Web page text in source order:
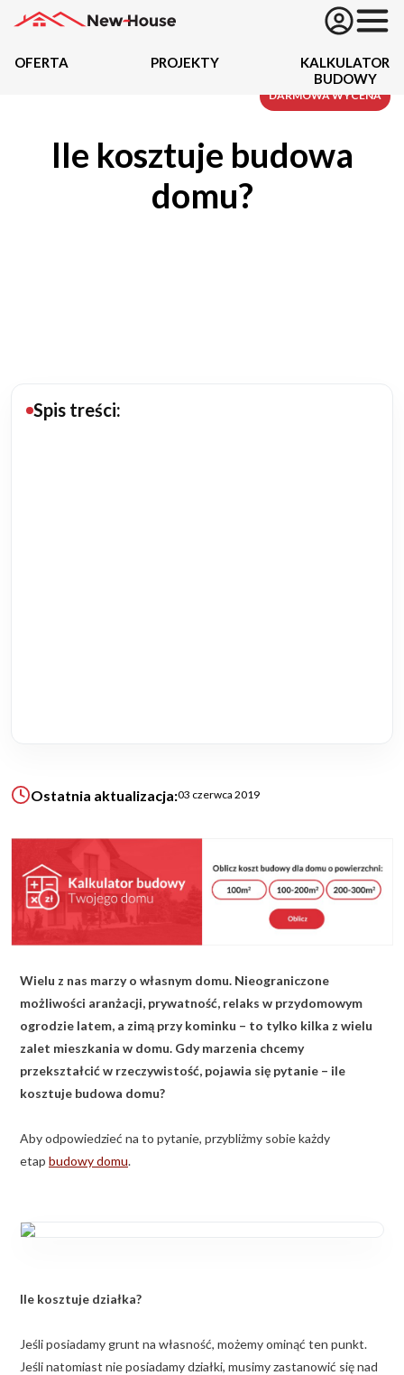
Ogrody
KALKULATOR BUDOWY
BLOG
O NAS
KONAKT
ZAPISZ SIĘ
OFERTA PROJEKTY
KALKULATOR
BUDOWY
Ile kosztuje budowa
domu?
Spis treści:
Ostatnia aktualizacja:03 czerwca 2019
Wielu z nas marzy o własnym domu. Nieograniczone
możliwości aranżacji, prywatność, relaks w przydomowym
ogrodzie latem, a zimą przy kominku – to tylko kilka z wielu
zalet mieszkania w domu. Gdy marzenia chcemy
przekształcić w rzeczywistość, pojawia się pytanie – ile
kosztuje budowa domu?
Aby odpowiedzieć na to pytanie, przybliżmy sobie każdy
etap budowy domu.
Ile kosztuje działka?
Jeśli posiadamy grunt na własność, możemy ominąć ten punkt.
Jeśli natomiast nie posiadamy działki, musimy zastanowić się nad
DARMOWA WYCENA